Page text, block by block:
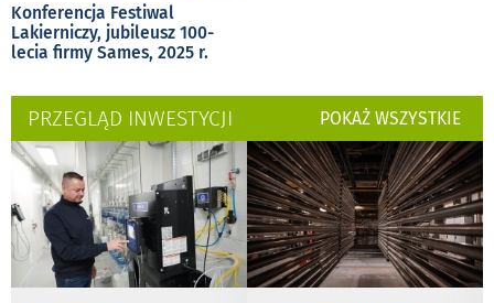
Konferencja Festiwal
Lakierniczy, jubileusz 100-
lecia firmy Sames, 2025 r.
PRZEGLĄD INWESTYCJI POKAŻ WSZYSTKIE